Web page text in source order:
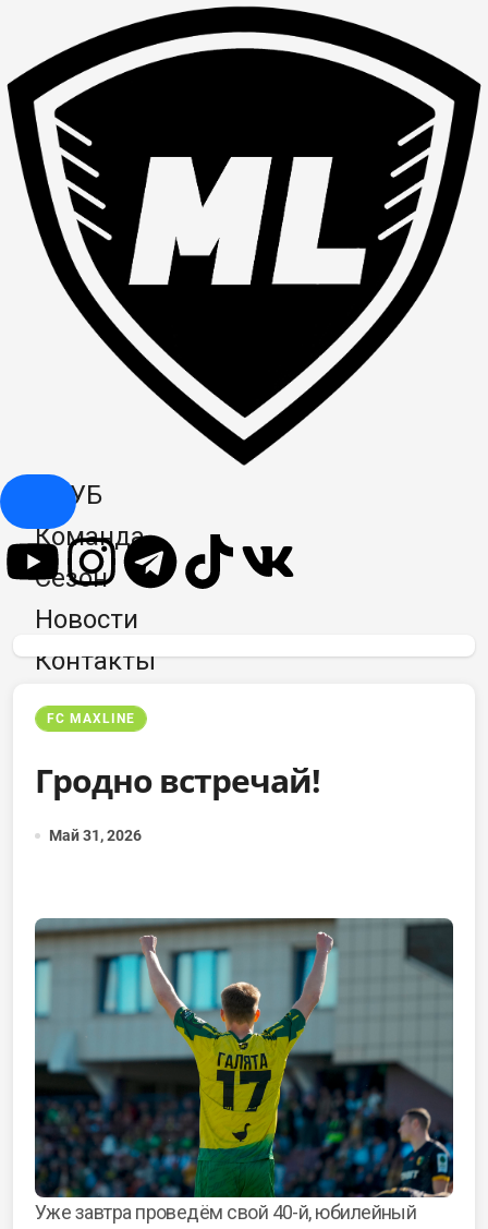
КЛУБ
Команда
Сезон
Новости
Контакты
Hamburger Toggle Menu
FC MAXLINE
Гродно встречай!
Май 31, 2026
Уже завтра проведём свой 40-й, юбилейный